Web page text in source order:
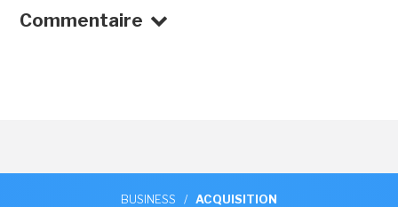
Commentaire
BUSINESS / ACQUISITION